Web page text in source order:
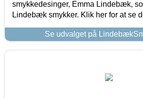
smykkedesinger, Emma Lindebæk,
Lindebæk smykker. Klik her for at se
Se udvalget på